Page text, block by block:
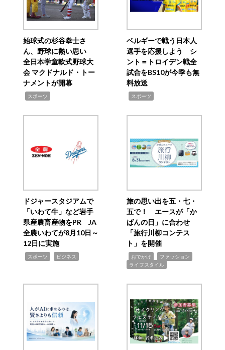
始球式の杉谷拳士さ
ん、野球に熱い思い
全日本学童軟式野球大
会 マクドナルド・トー
ナメントが開幕
スポーツ
ベルギーで戦う日本人
選手を応援しよう シ
ント＝トロイデン戦全
試合をBS10が今季も無
料放送
スポーツ
ドジャースタジアムで
「いわて牛」など岩手
県産農畜産物をPR JA
全農いわてが8月10日～
12日に実施
スポーツ ビジネス
旅の思い出を五・七・
五で！ エースが「か
ばんの日」に合わせ
「旅行川柳コンテス
ト」を開催
おでかけ ファッション
ライフスタイル